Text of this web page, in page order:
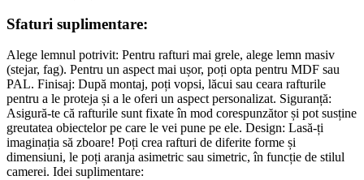
Sfaturi suplimentare:
Alege lemnul potrivit: Pentru rafturi mai grele, alege lemn masiv
(stejar, fag). Pentru un aspect mai ușor, poți opta pentru MDF sau
PAL. Finisaj: După montaj, poți vopsi, lăcui sau ceara rafturile
pentru a le proteja și a le oferi un aspect personalizat. Siguranță:
Asigură-te că rafturile sunt fixate în mod corespunzător și pot susține
greutatea obiectelor pe care le vei pune pe ele. Design: Lasă-ți
imaginația să zboare! Poți crea rafturi de diferite forme și
dimensiuni, le poți aranja asimetric sau simetric, în funcție de stilul
camerei. Idei suplimentare: